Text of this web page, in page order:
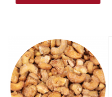
tuotteella
on
useampi
muunnelma.